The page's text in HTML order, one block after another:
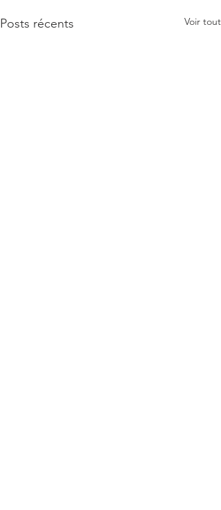
Posts récents Voir tout